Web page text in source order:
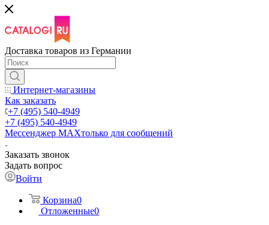
Доставка товаров из Германии
Интернет-магазины
Как заказать
+7 (495) 540-4949
+7 (495) 540-4949
Мессенджер МАХтолько для сообщений
Заказать звонок
Задать вопрос
Войти
Корзина0
Отложенные0